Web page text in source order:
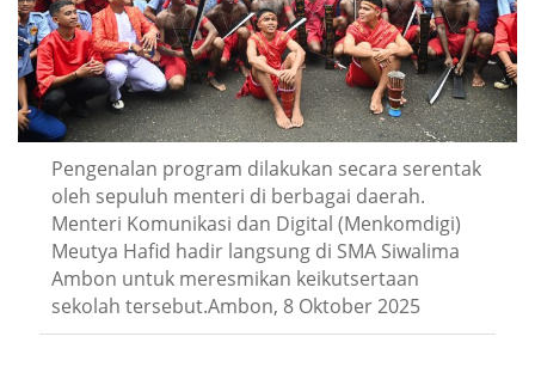
Pengenalan program dilakukan secara serentak
oleh sepuluh menteri di berbagai daerah.
Menteri Komunikasi dan Digital (Menkomdigi)
Meutya Hafid hadir langsung di SMA Siwalima
Ambon untuk meresmikan keikutsertaan
sekolah tersebut.Ambon, 8 Oktober 2025